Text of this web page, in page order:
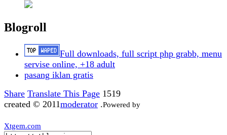
Blogroll
Full downloads, full script php grabb, menu
servise online, +18 adult
pasang iklan gratis
Share Translate This Page 1519
created © 2011moderator .Powered by
Xtgem.com